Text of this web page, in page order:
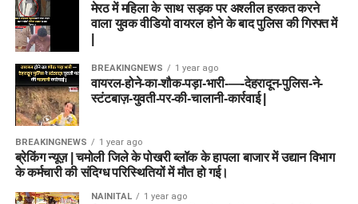
मेरठ में महिला के साथ सड़क पर अश्लील हरकत करने
वाला युवक वीडियो वायरल होने के बाद पुलिस की गिरफ्त में
BREAKINGNEWS 1 year ago
वायरल-होने-का-शौक-पड़ा-भारी-—-देहरादून-पुलिस-ने-
स्टंटबाज़-युवती-पर-की-चालानी-कार्रवाई |
BREAKINGNEWS 1 year ago
ब्रेकिंग न्यूज़ | चमोली जिले के पोखरी ब्लॉक के हापला बाजार में उद्यान विभाग
के कर्मचारी की संदिग्ध परिस्थितियों में मौत हो गई।
NAINITAL 1 year ago